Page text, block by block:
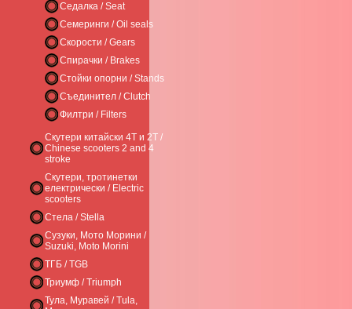
Седалка / Seat
Семеринги / Oil seals
Скорости / Gears
Спирачки / Brakes
Стойки опорни / Stands
Съединител / Clutch
Филтри / Filters
Скутери китайски 4Т и 2Т /
Chinese scooters 2 and 4
stroke
Скутери, тротинетки
електрически / Electric
scooters
Стела / Stella
Сузуки, Мото Морини /
Suzuki, Moto Morini
ТГБ / TGB
Триумф / Triumph
Тула, Муравей / Tula,